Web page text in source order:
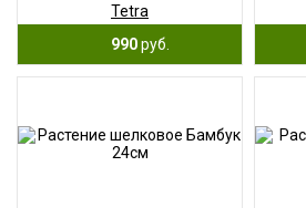
Tetra
990руб.